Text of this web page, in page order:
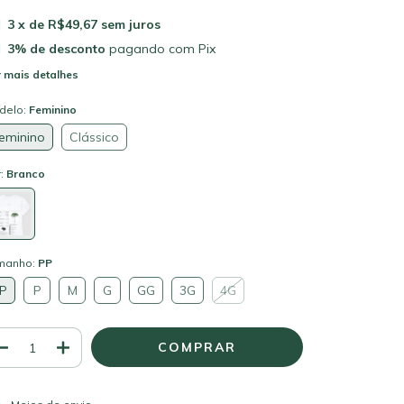
3 x de R$49,67 sem juros
3% de desconto pagando com Pix
mais detalhes
Feminino
Clássico
Branco
PP
P M G GG 3G 4G
para o CEP: